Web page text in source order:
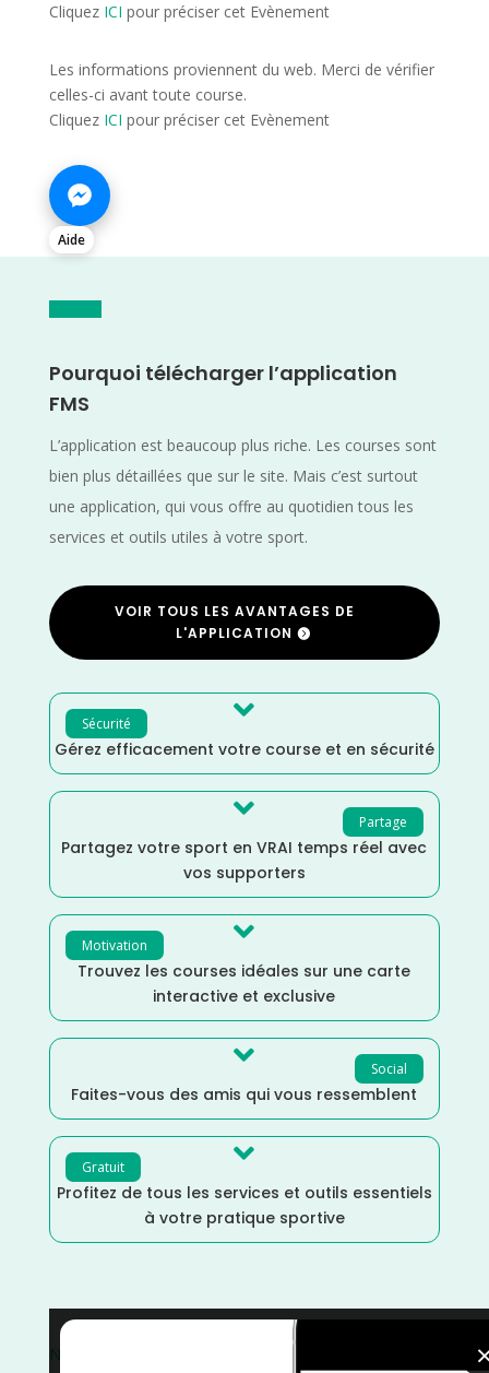
Cliquez ICI pour préciser cet Evènement
Les informations proviennent du web. Merci de vérifier
celles-ci avant toute course.
Cliquez ICI pour préciser cet Evènement
Aide
Pourquoi télécharger l’application
FMS
L’application est beaucoup plus riche. Les courses sont
bien plus détaillées que sur le site. Mais c’est surtout
une application, qui vous offre au quotidien tous les
services et outils utiles à votre sport.
VOIR TOUS LES AVANTAGES DE
L'APPLICATION
Sécurité 
Gérez efficacement votre course et en sécurité
Partage

Partagez votre sport en VRAI temps réel avec
vos supporters
Motivation 
Trouvez les courses idéales sur une carte
interactive et exclusive
Social

Faites-vous des amis qui vous ressemblent
Gratuit 
Profitez de tous les services et outils essentiels
à votre pratique sportive
Nouvelle Calédonie